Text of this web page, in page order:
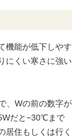
機能が低下しやす
にくい寒さに強い
、Wの前の数字が
だと−30℃まで
居住もしくは行く